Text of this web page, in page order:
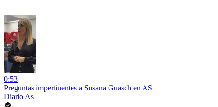
0:53
Preguntas impertinentes a Susana Guasch en AS
Diario As